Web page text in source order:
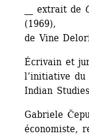
__ extrait de
(1969),
de Vine
Écrivain et
l’initiative du
Indian
Gabriele
économiste,